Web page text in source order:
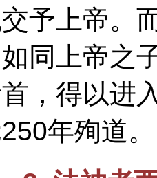
予上帝。
同上帝之
，得以进
年殉道。